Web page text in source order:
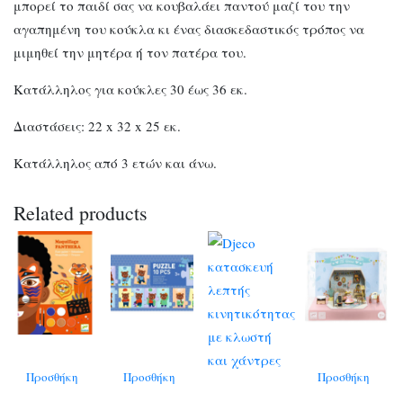
μπορεί το παιδί σας να κουβαλάει παντού μαζί του την
αγαπημένη του κούκλα κι ένας διασκεδαστικός τρόπος να
μιμηθεί την μητέρα ή τον πατέρα του.
Κατάλληλος για κούκλες 30 έως 36 εκ.
Διαστάσεις: 22 x 32 x 25 εκ.
Κατάλληλος από 3 ετών και άνω.
Related products
Προσθήκη Προσθήκη Προσθήκη